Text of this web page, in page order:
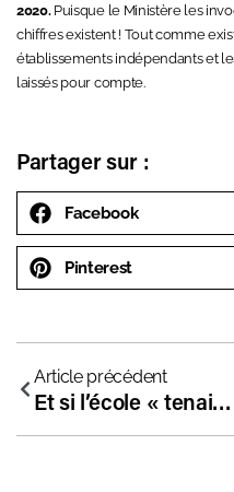
2020.Puisque le Ministère les
chiffres existent ! Tout comme
établissements indépendants et
laissés pour compte.
Partager sur :
Facebook
Pinterest
Article précédent
Et si l’école « tenait » grâce aux pédagogies différentes ?